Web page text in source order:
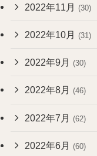
2022年11月 (30)
2022年10月 (31)
2022年9月 (30)
2022年8月 (46)
2022年7月 (62)
2022年6月 (60)